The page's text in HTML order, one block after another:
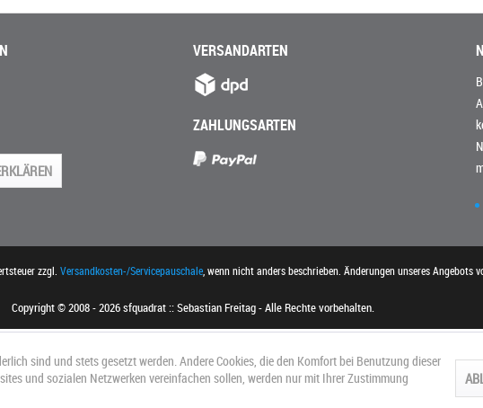
VERSANDARTEN
ZAHLUNGSARTEN
zzgl. Versandkosten-/Servicepauschale, wenn nicht anders beschrieben. Änderungen unseres Angebots
Copyright © 2008 - 2026 sfquadrat :: Sebastian Freitag - Alle Rechte vorbehalten.
sind und stets gesetzt werden. Andere Cookies, die den Komfort bei Benutzung dieser
und sozialen Netzwerken vereinfachen sollen, werden nur mit Ihrer Zustimmung